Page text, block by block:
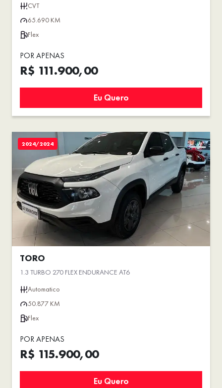
CVT
65.690 KM
Flex
POR APENAS
R$ 111.900,00
Eu Quero
2024/2024
TORO
1.3 TURBO 270 FLEX ENDURANCE AT6
Automatico
50.877 KM
Flex
POR APENAS
R$ 115.900,00
Eu Quero